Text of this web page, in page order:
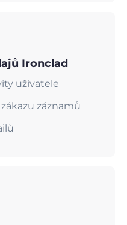
Ironclad
uživatele
záznamů